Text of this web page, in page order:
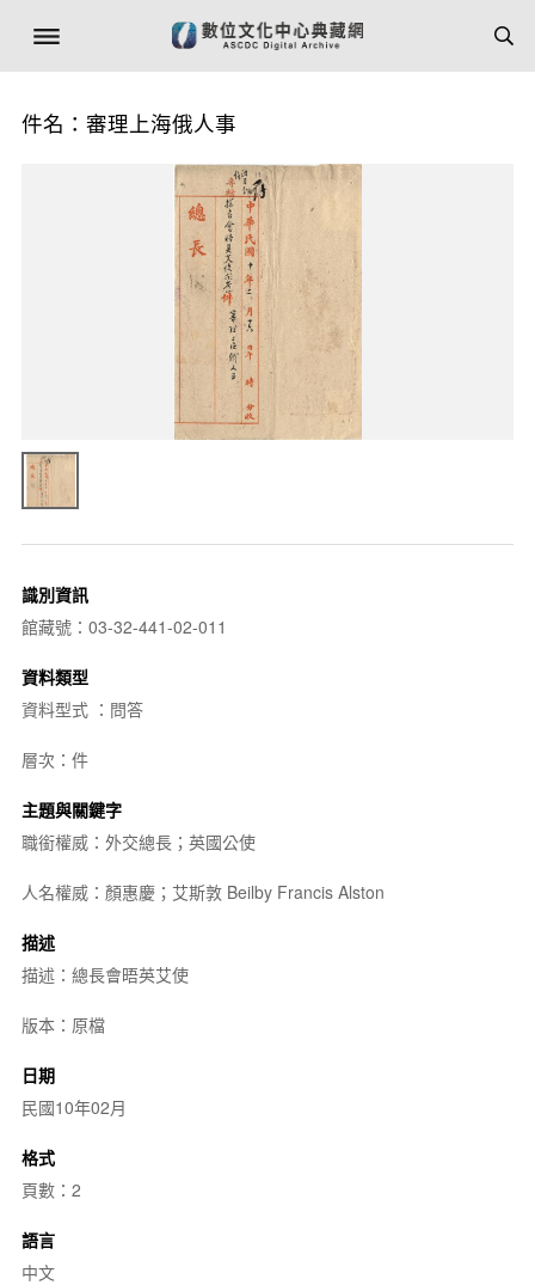
件名：審理上海俄人事
識別資訊
館藏號：03-32-441-02-011
資料類型
資料型式 ：問答
層次：件
主題與關鍵字
職銜權威：外交總長；英國公使
人名權威：顏惠慶；艾斯敦 Beilby Francis Alston
描述
描述：總長會晤英艾使
版本：原檔
日期
民國10年02月
格式
頁數：2
語言
中文